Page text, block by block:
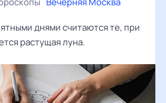
днями считаются те, при
растущая луна.